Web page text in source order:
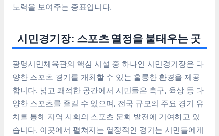
노력을 보여주는 증표입니다.
시민경기장: 스포츠 열정을 불태우는 곳
광명시민체육관의 핵심 시설 중 하나인 시민경기장은 다
양한 스포츠 경기를 개최할 수 있는 훌륭한 환경을 제공
합니다. 넓고 쾌적한 공간에서 시민들은 축구, 육상 등 다
양한 스포츠를 즐길 수 있으며, 전국 규모의 주요 경기 유
치를 통해 지역 사회의 스포츠 문화 발전에 기여하고 있
습니다. 이곳에서 펼쳐지는 열정적인 경기는 시민들에게